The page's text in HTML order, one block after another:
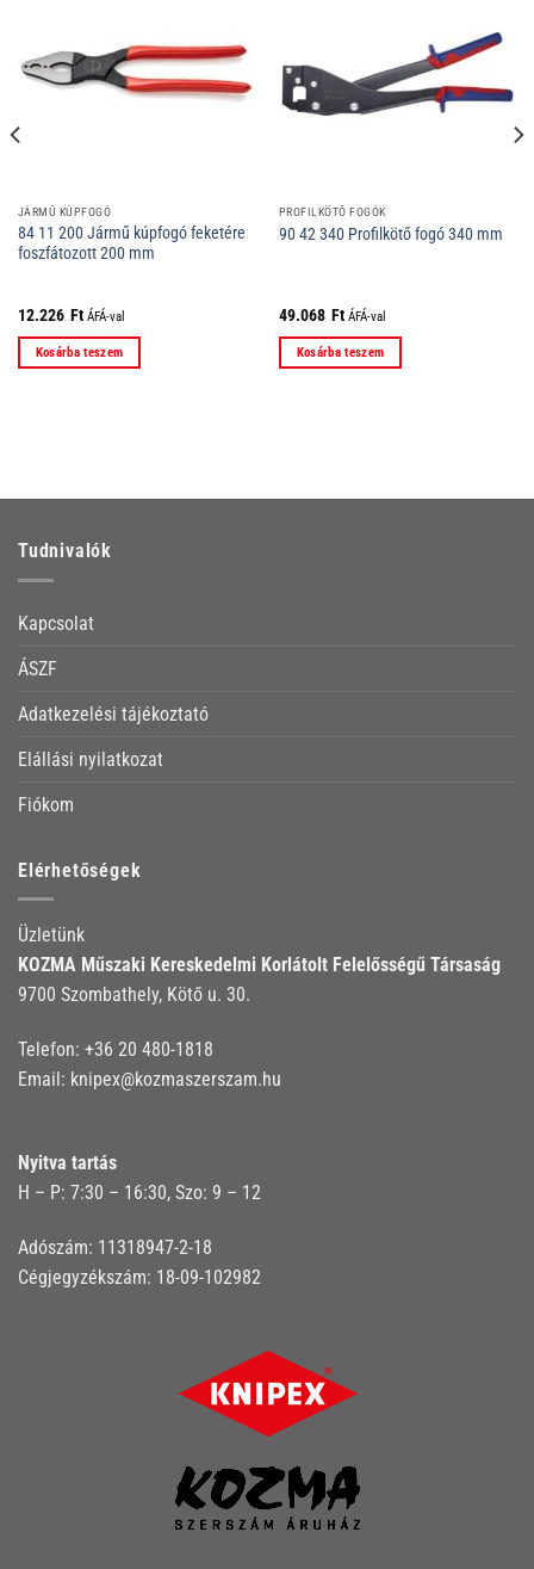
JÁRMŰ KÚPFOGÓ
84 11 200 Jármű kúpfogó feketére
foszfátozott 200 mm
12.226 Ft ÁFÁ-val
Kosárba teszem
PROFILKÖTŐ FOGÓK
90 42 340 Profilkötő fogó 340 mm
49.068 Ft ÁFÁ-val
Kosárba teszem
Tudnivalók
Kapcsolat
ÁSZF
Adatkezelési tájékoztató
Elállási nyilatkozat
Fiókom
Elérhetőségek
Üzletünk
KOZMA Műszaki Kereskedelmi Korlátolt Felelősségű Társaság
9700 Szombathely, Kötő u. 30.
Telefon: +36 20 480-1818
Email: knipex@kozmaszerszam.hu
Nyitva tartás
H – P: 7:30 – 16:30, Szo: 9 – 12
Adószám: 11318947-2-18
Cégjegyzékszám: 18-09-102982